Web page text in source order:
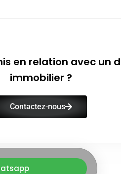
en relation avec un
immobilier ?
Contactez-nous